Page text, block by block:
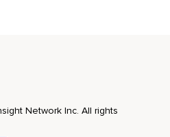
Network Inc. All rights